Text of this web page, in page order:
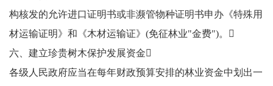
构核发的允许进口证明书或非濒管物种证明书申办《特殊用
材运输证明》和《木材运输证》(免征林业"金费")。
六、建立珍贵树木保护发展资金
各级人民政府应当在每年财政预算安排的林业资金中划出一